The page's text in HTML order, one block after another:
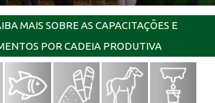
MAIS SOBRE AS CAPACITAÇÕES E
POR CADEIA PRODUTIVA